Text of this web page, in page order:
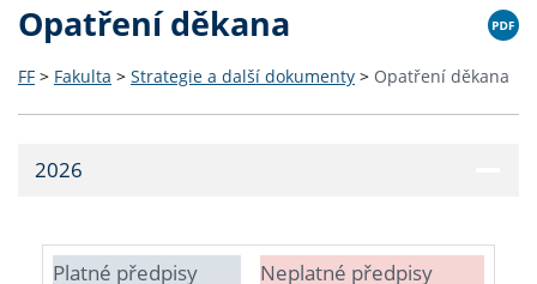
Opatření děkana
FF > Fakulta > Strategie a další dokumenty > Opatření děkana
2026
Platné předpisy Neplatné předpisy